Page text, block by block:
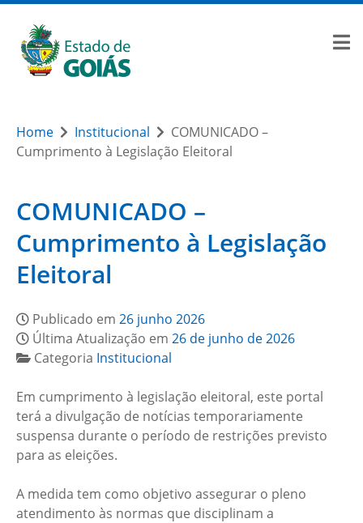
Home Institucional
COMUNICADO –
Cumprimento à Legislação Eleitoral
COMUNICADO –
Cumprimento à Legislação
Eleitoral
Publicado em 26 junho 2026
Última Atualização em 26 de junho de 2026
Categoria Institucional
Em cumprimento à legislação eleitoral, este portal
terá a divulgação de notícias temporariamente
suspensa durante o período de restrições previsto
para as eleições.
A medida tem como objetivo assegurar o pleno
atendimento às normas que disciplinam a